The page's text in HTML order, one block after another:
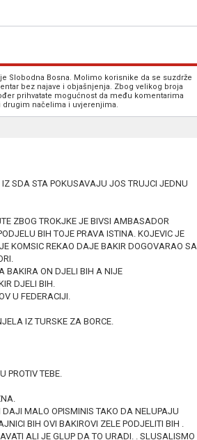
Slobodna Bosna. Molimo korisnike da se suzdrže
bez najave i objašnjenja. Zbog velikog broja
prihvatate mogućnost da među komentarima
načelima i uvjerenjima.
SDA STA POKUSAVAJU JOS TRUJCI JEDNU
ZBOG TROKJKE JE BIVSI AMBASADOR
BIH TOJE PRAVA ISTINA. KOJEVIC JE
KOMSIC REKAO DAJE BAKIR DOGOVARAO SA
BAKIRA ON DJELI BIH A NIJE
DJELI BIH.
U FEDERACIJI.
IZ TURSKE ZA BORCE.
PROTIV TEBE.
DAJI MALO OPISMINIS TAKO DA NELUPAJU
BIH OVI BAKIROVI ZELE PODJELITI BIH .
ALI JE GLUP DA TO URADI. . SLUSALISMO